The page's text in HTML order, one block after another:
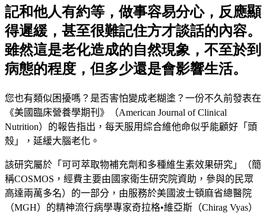
記和他人有約等，做事容易分心，反應顯
得遲緩，甚至很難記住方才談話的內容。
雖然這是老化造成的自然現象，不至於到
病態的程度，但多少還是會影響生活。
您也有類似困擾嗎？是否害怕變成老糊塗？一份不久前發表在
《美國臨床營養學期刊》（American Journal of Clinical
Nutrition） 的報告指出，每天服用綜合維他命似乎能顧好 「頭
殼」
，延緩大腦老化 。
該研究屬於 「可可萃取物補充劑和多種維生素效果研究」 （簡
稱COSMOS ， 經費主要由國家衛生研究院資助，參與的民眾
高達兩萬多名） 的一部分，由服務於美國波士頓麻省總醫院
（MGH） 的精神流行病學專家奇拉格•維亞斯（Chirag Vyas）